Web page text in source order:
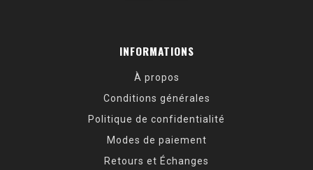
INFORMATIONS
À propos
Conditions générales
Politique de confidentialité
Modes de paiement
Retours et Échanges